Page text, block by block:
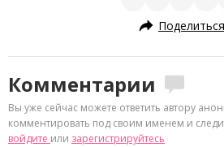
Поделиться
Комментарии
Вы уже сейчас можете ответить автору
комментировать под своим именем и
войдите или зарегистрируйтесь